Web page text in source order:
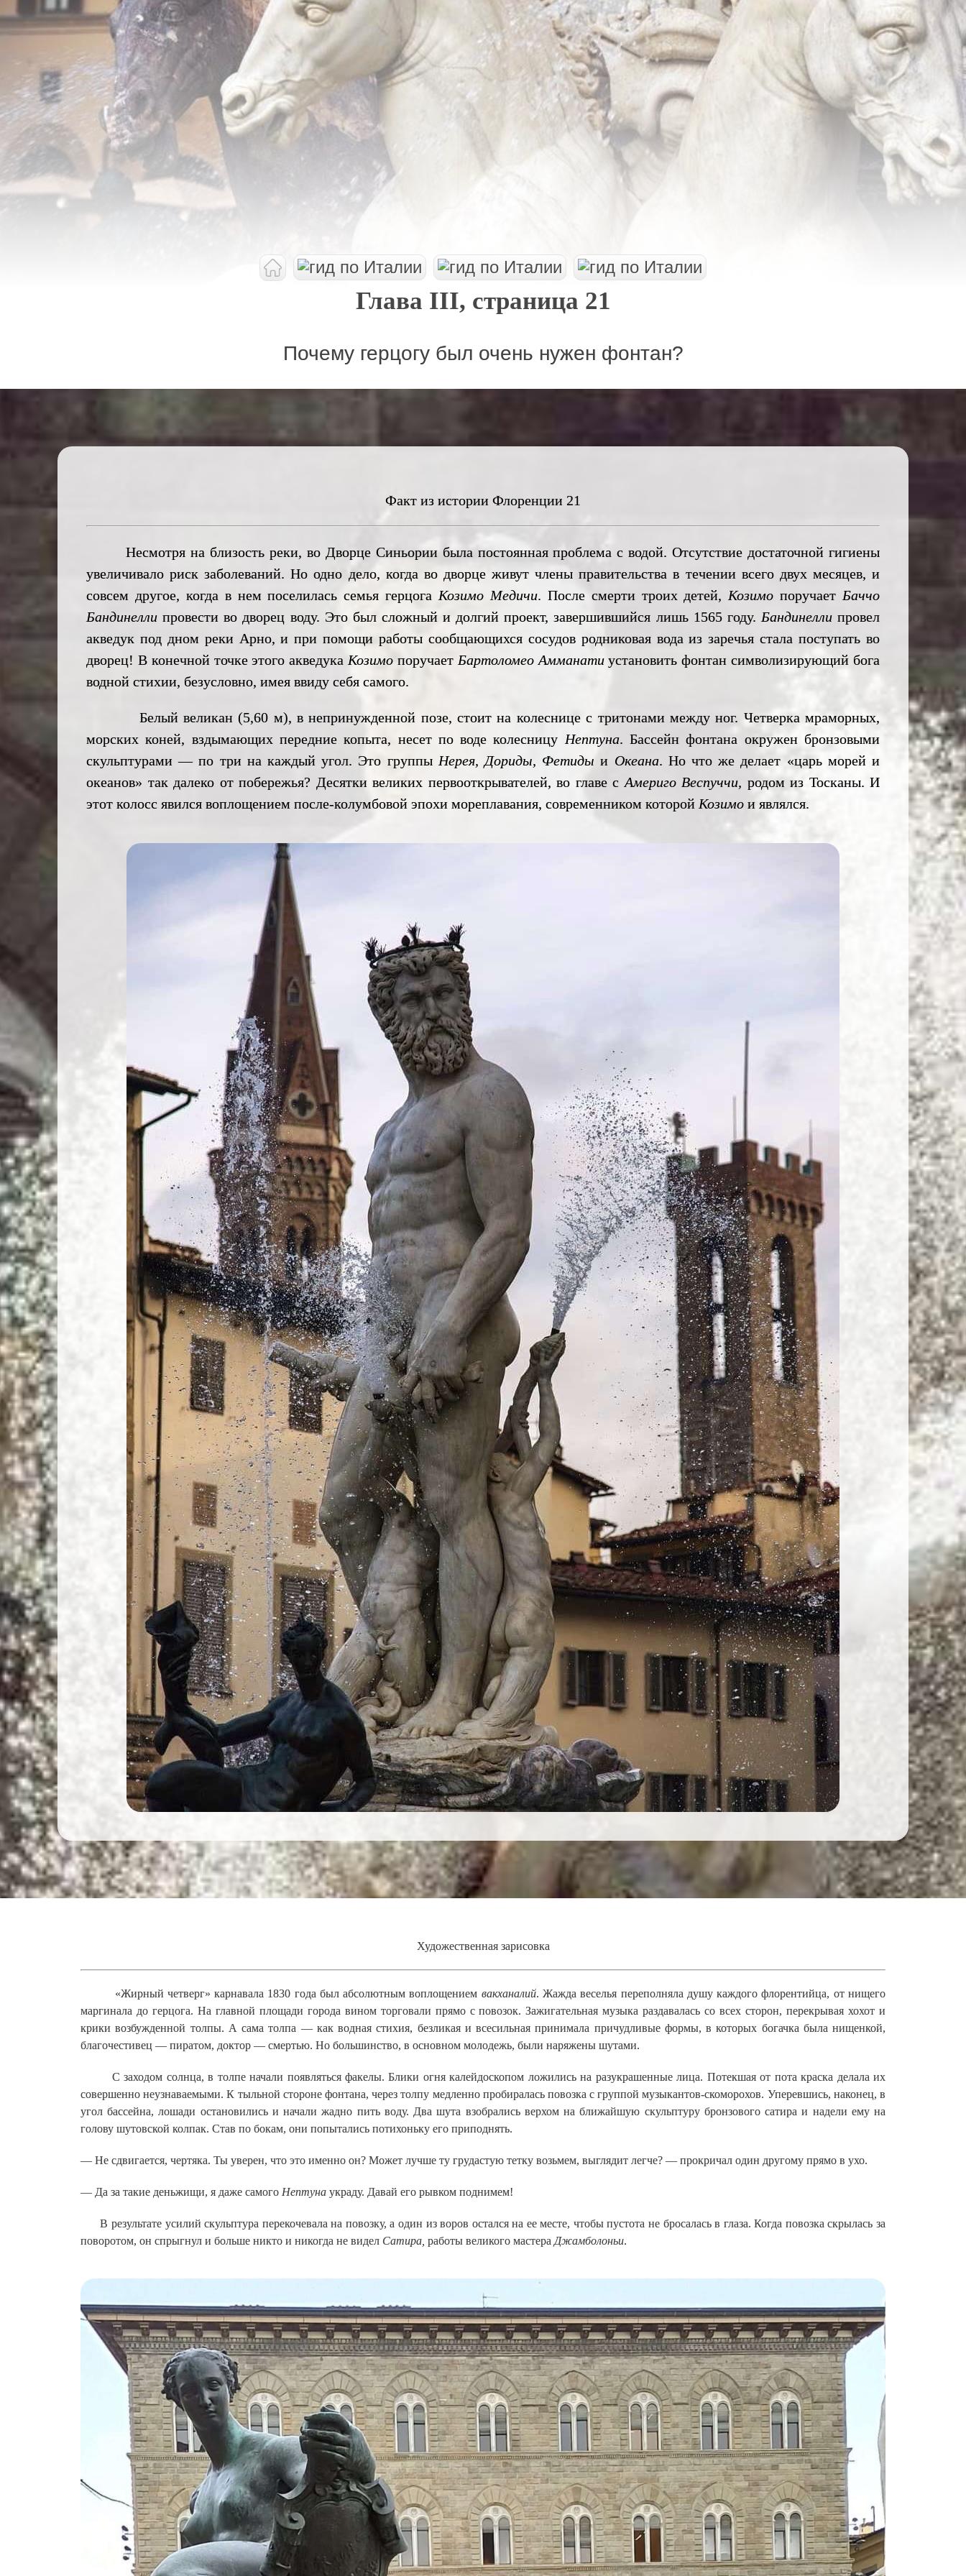
Глава III, страница 21
Почему герцогу был очень нужен фонтан?
Факт из истории Флоренции 21
Несмотря на близость реки, во Дворце Синьории была постоянная проблема с водой. Отсутствие достаточной гигиены
увеличивало риск заболеваний. Но одно дело, когда во дворце живут члены правительства в течении всего двух месяцев, и
совсем другое, когда в нем поселилась семья герцога Козимо Медичи. После смерти троих детей, Козимопоручает Баччо
Бандинелли провести во дворец воду. Это был сложный и долгий проект, завершившийся лишь 1565 году. Бандинеллипровел
акведук под дном реки Арно, и при помощи работы сообщающихся сосудов родниковая вода из заречья стала поступать во
дворец! В конечной точке этого акведука Козимо поручает Бартоломео Амманатиустановить фонтан символизирующий бога
водной стихии, безусловно, имея ввиду себя самого.
Белый великан (5,60 м), в непринужденной позе, стоит на колеснице с тритонами между ног. Четверка мраморных,
морских коней, вздымающих передние копыта, несет по воде колесницу Нептуна. Бассейн фонтана окружен бронзовыми
скульптурами — по три на каждый угол. Это группы Нерея, Дориды, Фетидыи Океана. Но что же делает «царь морей и
океанов» так далеко от побережья? Десятки великих первооткрывателей, во главе с Америго Веспуччи, родом из Тосканы. И
этот колосс явился воплощением после-колумбовой эпохи мореплавания, современником которой Козимо и являлся.
Художественная зарисовка
«Жирный четверг» карнавала 1830 года был абсолютным воплощением вакханалий. Жажда веселья переполняла душу каждого флорентийца, от нищего
маргинала до герцога. На главной площади города вином торговали прямо с повозок. Зажигательная музыка раздавалась со всех сторон, перекрывая хохот и
крики возбужденной толпы. А сама толпа — как водная стихия, безликая и всесильная принимала причудливые формы, в которых богачка была нищенкой,
благочестивец — пиратом, доктор — смертью. Но большинство, в основном молодежь, были наряжены шутами.
С заходом солнца, в толпе начали появляться факелы. Блики огня калейдоскопом ложились на разукрашенные лица. Потекшая от пота краска делала их
совершенно неузнаваемыми. К тыльной стороне фонтана, через толпу медленно пробиралась повозка с группой музыкантов-скоморохов. Уперевшись, наконец, в
угол бассейна, лошади остановились и начали жадно пить воду. Два шута взобрались верхом на ближайшую скульптуру бронзового сатира и надели ему на
голову шутовской колпак. Став по бокам, они попытались потихоньку его приподнять.
— Не сдвигается, чертяка. Ты уверен, что это именно он? Может лучше ту грудастую тетку возьмем, выглядит легче? — прокричал один другому прямо в ухо.
— Да за такие деньжищи, я даже самого Нептуна украду. Давай его рывком поднимем!
В результате усилий скульптура перекочевала на повозку, а один из воров остался на ее месте, чтобы пустота не бросалась в глаза. Когда повозка скрылась за
поворотом, он спрыгнул и больше никто и никогда не видел Сатира, работы великого мастера Джамболоньи.